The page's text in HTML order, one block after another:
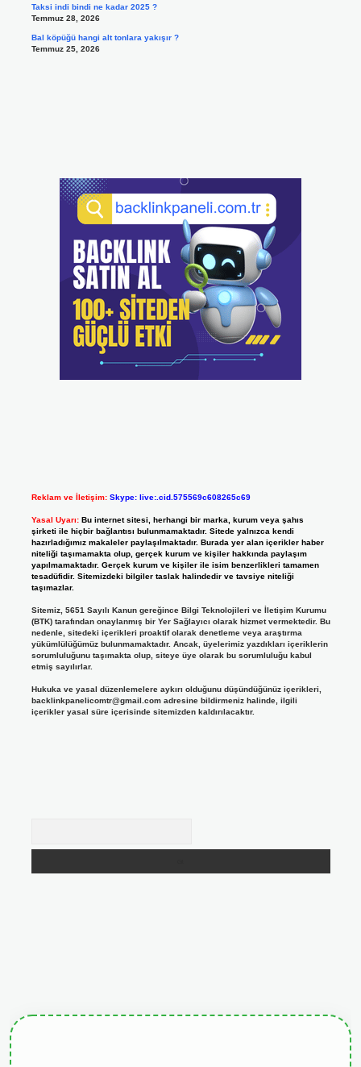
Taksi indi bindi ne kadar 2025 ?
Temmuz 28, 2026
Bal köpüğü hangi alt tonlara yakışır ?
Temmuz 25, 2026
Reklam ve İletişim: Skype: live:.cid.575569c608265c69
Yasal Uyarı: Bu internet sitesi, herhangi bir marka, kurum veya şahıs
şirketi ile hiçbir bağlantısı bulunmamaktadır. Sitede yalnızca kendi
hazırladığımız makaleler paylaşılmaktadır. Burada yer alan içerikler haber
niteliği taşımamakta olup, gerçek kurum ve kişiler hakkında paylaşım
yapılmamaktadır. Gerçek kurum ve kişiler ile isim benzerlikleri tamamen
tesadüfidir. Sitemizdeki bilgiler taslak halindedir ve tavsiye niteliği
taşımazlar.
Sitemiz, 5651 Sayılı Kanun gereğince Bilgi Teknolojileri ve İletişim Kurumu
(BTK) tarafından onaylanmış bir Yer Sağlayıcı olarak hizmet vermektedir. Bu
nedenle, sitedeki içerikleri proaktif olarak denetleme veya araştırma
yükümlülüğümüz bulunmamaktadır. Ancak, üyelerimiz yazdıkları içeriklerin
sorumluluğunu taşımakta olup, siteye üye olarak bu sorumluluğu kabul
etmiş sayılırlar.
Hukuka ve yasal düzenlemelere aykırı olduğunu düşündüğünüz içerikleri,
backlinkpanelicomtr@gmail.comadresine bildirmeniz halinde, ilgili
içerikler yasal süre içerisinde sitemizden kaldırılacaktır.